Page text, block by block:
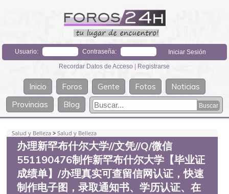
Usuario: Contraseña:
Recordar Datos de Acceso | Registrarse
Inicio Foros Gente Fotos
Noticias
Provincias
Blog
Salud y Belleza >Salud y Belleza
办理新罕布什尔大学//文凭//Q/微信
551190476制作新罕布什尔大学【毕业证
成绩单】/办理真实可查留信网认证，快速
制作电子图，录取通知书、学历认证、在